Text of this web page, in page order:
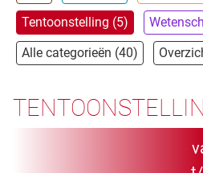
Tentoonstelling (5)
Alle categorieën (40)